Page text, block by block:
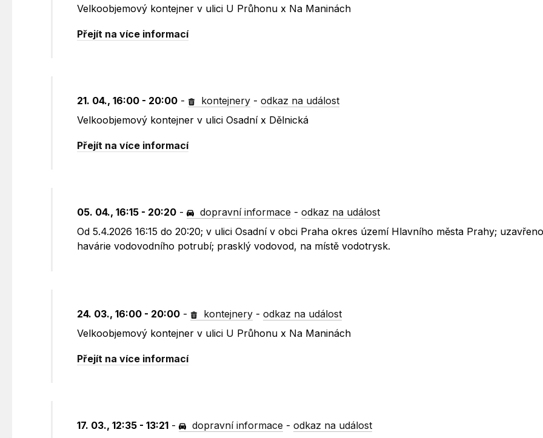
Velkoobjemový kontejner v ulici U Průhonu x Na Maninách
Přejít na více informací
21. 04., 16:00 - 20:00 - kontejnery -odkaz na událost
Velkoobjemový kontejner v ulici Osadní x Dělnická
Přejít na více informací
05. 04., 16:15 - 20:20 - dopravní informace -odkaz na událost
Od 5.4.2026 16:15 do 20:20; v ulici Osadní v obci Praha okres území Hlavního města Prahy;
havárie vodovodního potrubí; prasklý vodovod, na místě vodotrysk.
24. 03., 16:00 - 20:00 - kontejnery -odkaz na událost
Velkoobjemový kontejner v ulici U Průhonu x Na Maninách
Přejít na více informací
17. 03., 12:35 - 13:21 - dopravní informace -odkaz na událost